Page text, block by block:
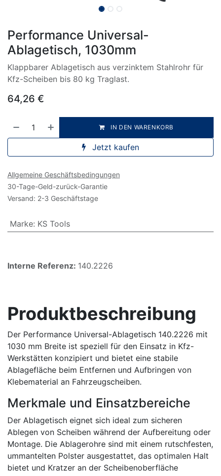
Performance Universal-
Ablagetisch, 1030mm
Klappbarer Ablagetisch aus verzinktem Stahlrohr für
Kfz-Scheiben bis 80 kg Traglast.
64,26 €
IN DEN WARENKORB
Jetzt kaufen
Allgemeine Geschäftsbedingungen
30-Tage-Geld-zurück-Garantie
Versand: 2-3 Geschäftstage
Marke: KS Tools
Interne Referenz: 140.2226
Produktbeschreibung
Der Performance Universal-Ablagetisch 140.2226 mit
1030 mm Breite ist speziell für den Einsatz in Kfz-
Werkstätten konzipiert und bietet eine stabile
Ablagefläche beim Entfernen und Aufbringen von
Klebematerial an Fahrzeugscheiben.
Merkmale und Einsatzbereiche
Der Ablagetisch eignet sich ideal zum sicheren
Ablegen von Scheiben während der Aufbereitung oder
Montage. Die Ablagerohre sind mit einem rutschfesten,
ummantelten Polster ausgestattet, das optimalen Halt
bietet und Kratzer an der Scheibenoberfläche